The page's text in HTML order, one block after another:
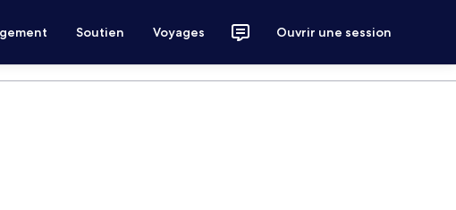
Soutien Voyages Ouvrir une session